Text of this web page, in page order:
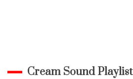
Cream Sound Playlist